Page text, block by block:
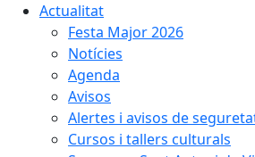
Actualitat
Festa Major 2026
Notícies
Agenda
Avisos
Alertes i avisos de
Cursos i tallers culturals